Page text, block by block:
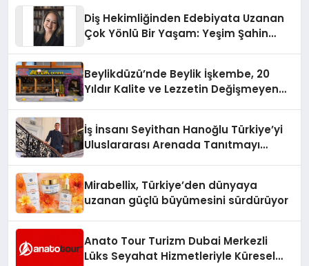
Diş Hekimliğinden Edebiyata Uzanan
Çok Yönlü Bir Yaşam: Yeşim Şahin
Beylikdüzü’nde Beylik İşkembe, 20
Yıldır Kalite ve Lezzetin Değişmeyen
İş İnsanı Seyithan Hanoğlu Türkiye’yi
Uluslararası Arenada Tanıtmayı
Mirabellix, Türkiye’den dünyaya
uzanan güçlü büyümesini sürdürüyor
Anato Tour Turizm Dubai Merkezli
Lüks Seyahat Hizmetleriyle Küresel